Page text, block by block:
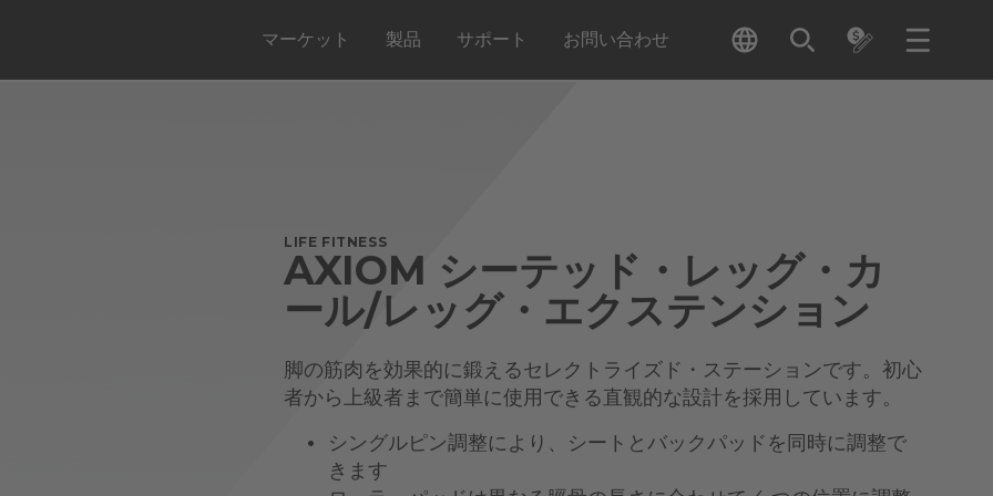
マーケット 製品 サポート お問い合わせ
LIFE FITNESS
AXIOM シーテッド・レッグ・カ
ール/レッグ・エクステンション
脚の筋肉を効果的に鍛えるセレクトライズド・ステーションです。初心
者から上級者まで簡単に使用できる直観的な設計を採用しています。
シングルピン調整により、シートとバックパッドを同時に調整で
きます